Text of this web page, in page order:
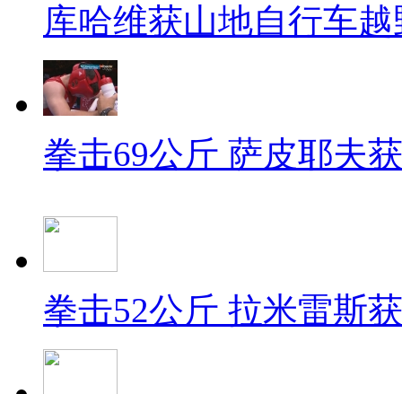
库哈维获山地自行车
拳击69公斤 萨皮耶夫
拳击52公斤 拉米雷斯